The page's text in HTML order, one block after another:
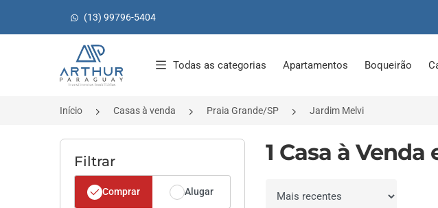
(13) 99796-5404
Página inicial
Todas as categorias Apartamentos Boqueirão
Início Casas à venda Praia Grande/SP Jardim Melvi
Filtrar
Comprar Alugar
1 Casa à
Ordenar por